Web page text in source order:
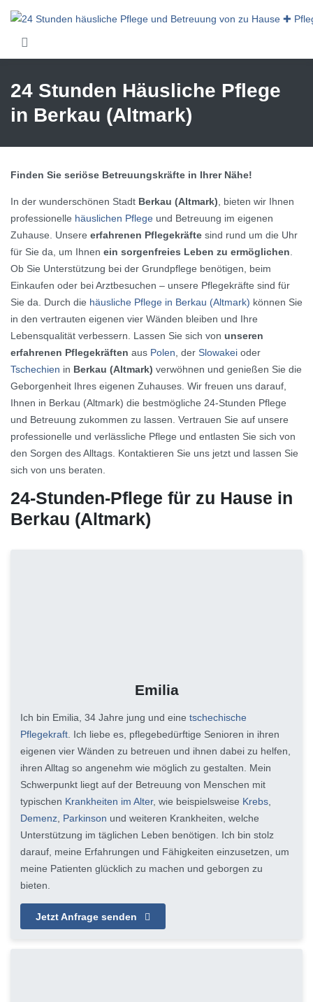
24 Stunden Häusliche Pflege
in Berkau (Altmark)
Finden Sie seriöse Betreuungskräfte in Ihrer Nähe!
In der wunderschönen Stadt Berkau (Altmark), bieten wir Ihnen
professionelle häuslichen Pflege und Betreuung im eigenen
Zuhause. Unsere erfahrenen Pflegekräfte sind rund um die Uhr
für Sie da, um Ihnen ein sorgenfreies Leben zu ermöglichen.
Ob Sie Unterstützung bei der Grundpflege benötigen, beim
Einkaufen oder bei Arztbesuchen – unsere Pflegekräfte sind für
Sie da. Durch die häusliche Pflege in Berkau (Altmark) können Sie
in den vertrauten eigenen vier Wänden bleiben und Ihre
Lebensqualität verbessern. Lassen Sie sich von unseren
erfahrenen Pflegekräften aus Polen, der Slowakei oder
Tschechien in Berkau (Altmark) verwöhnen und genießen Sie die
Geborgenheit Ihres eigenen Zuhauses. Wir freuen uns darauf,
Ihnen in Berkau (Altmark) die bestmögliche 24-Stunden Pflege
und Betreuung zukommen zu lassen. Vertrauen Sie auf unsere
professionelle und verlässliche Pflege und entlasten Sie sich von
den Sorgen des Alltags. Kontaktieren Sie uns jetzt und lassen Sie
sich von uns beraten.
24-Stunden-Pflege für zu Hause in
Berkau (Altmark)
Emilia
Ich bin Emilia, 34 Jahre jung und eine tschechische
Pflegekraft. Ich liebe es, pflegebedürftige Senioren in ihren
eigenen vier Wänden zu betreuen und ihnen dabei zu helfen,
ihren Alltag so angenehm wie möglich zu gestalten. Mein
Schwerpunkt liegt auf der Betreuung von Menschen mit
typischen Krankheiten im Alter, wie beispielsweise Krebs,
Demenz, Parkinson und weiteren Krankheiten, welche
Unterstützung im täglichen Leben benötigen. Ich bin stolz
darauf, meine Erfahrungen und Fähigkeiten einzusetzen, um
meine Patienten glücklich zu machen und geborgen zu
bieten.
Jetzt Anfrage senden